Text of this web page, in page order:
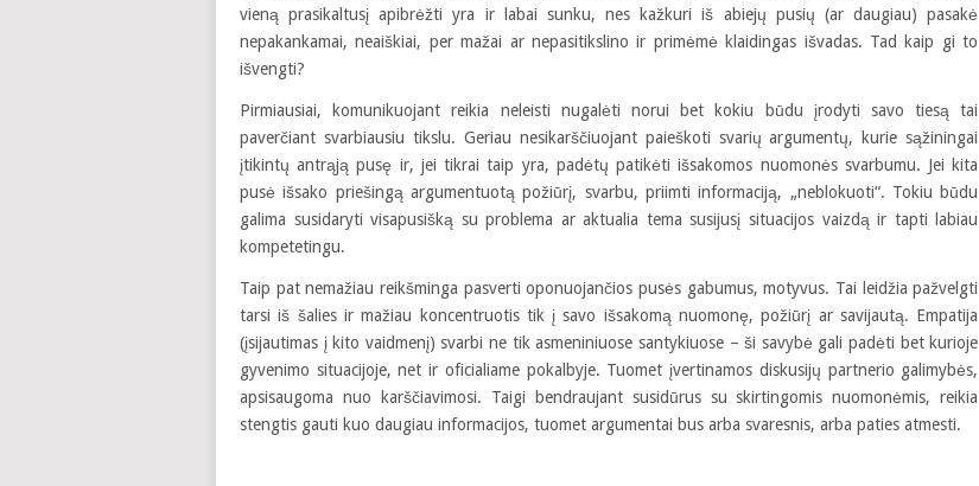
vieną prasikaltusį apibrėžti yra ir labai sunku, nes kažkuri iš abiejų pusių (ar daugiau) pasakė
nepakankamai, neaiškiai, per mažai ar nepasitikslino ir primėmė klaidingas išvadas. Tad kaip gi to
išvengti?
Pirmiausiai, komunikuojant reikia neleisti nugalėti norui bet kokiu būdu įrodyti savo tiesą tai
paverčiant svarbiausiu tikslu. Geriau nesikarščiuojant paieškoti svarių argumentų, kurie sąžiningai
įtikintų antrąją pusę ir, jei tikrai taip yra, padėtų patikėti išsakomos nuomonės svarbumu. Jei kita
pusė išsako priešingą argumentuotą požiūrį, svarbu, priimti informaciją, „neblokuoti“. Tokiu būdu
galima susidaryti visapusišką su problema ar aktualia tema susijusį situacijos vaizdą ir tapti labiau
kompetetingu.
Taip pat nemažiau reikšminga pasverti oponuojančios pusės gabumus, motyvus. Tai leidžia pažvelgti
tarsi iš šalies ir mažiau koncentruotis tik į savo išsakomą nuomonę, požiūrį ar savijautą. Empatija
(įsijautimas į kito vaidmenį) svarbi ne tik asmeniniuose santykiuose – ši savybė gali padėti bet kurioje
gyvenimo situacijoje, net ir oficialiame pokalbyje. Tuomet įvertinamos diskusijų partnerio galimybės,
apsisaugoma nuo karščiavimosi. Taigi bendraujant susidūrus su skirtingomis nuomonėmis, reikia
stengtis gauti kuo daugiau informacijos, tuomet argumentai bus arba svaresnis, arba paties atmesti.